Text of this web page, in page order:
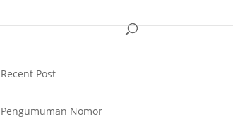
Recent Post
Pengumuman Nomor